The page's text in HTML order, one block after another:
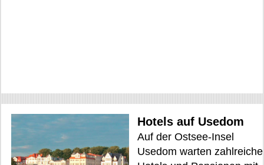
Hotels auf Usedom
Auf der Ostsee-Insel
Usedom warten zahlreiche